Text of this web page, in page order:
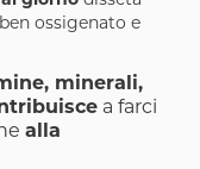
ossigenato e
minerali,
a farci
alla